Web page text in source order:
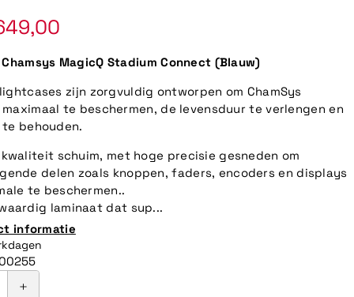
MagicQ Stadium Connect (Blauw)
zijn zorgvuldig ontworpen om ChamSys
te beschermen, de levensduur te verlengen en
behouden.
kwaliteit schuim, met hoge precisie gesneden om
delen zoals knoppen, faders, encoders en displays
te beschermen..
laminaat dat sup...
informatie